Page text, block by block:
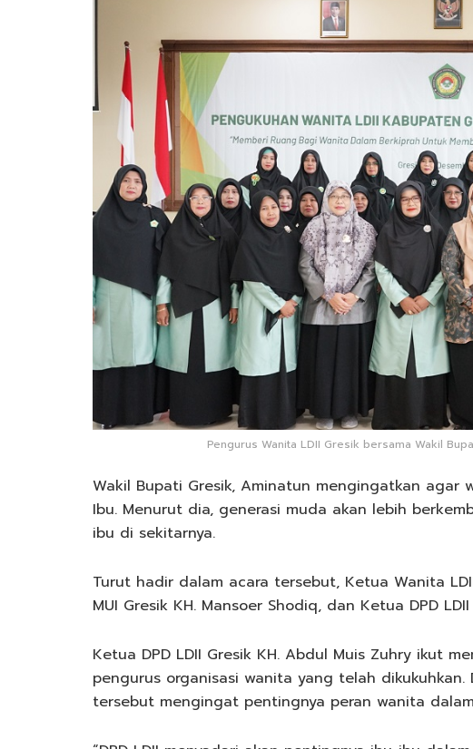
Pengurus Wanita LDII Gresik bersama Wakil
Wakil Bupati Gresik, Aminatun mengingatkan agar
Ibu. Menurut dia, generasi muda akan lebih
ibu di sekitarnya.
Turut hadir dalam acara tersebut, Ketua Wanita
MUI Gresik KH. Mansoer Shodiq, dan Ketua DPD
Ketua DPD LDII Gresik KH. Abdul Muis Zuhry ikut
pengurus organisasi wanita yang telah
tersebut mengingat pentingnya peran wanita